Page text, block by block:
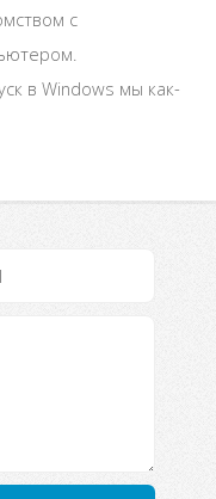
с
в Windows мы как-